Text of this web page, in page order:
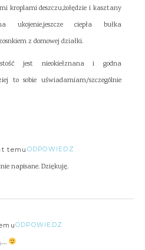
kroplami deszczu,żołędzie i kasztany
ciepła bułka
z domowej działki.
jest nieokiełznana i godna
to sobie uświadamiam/szczególnie
temu ODPOWIEDZ
napisane. Dziękuję.
ODPOWIEDZ